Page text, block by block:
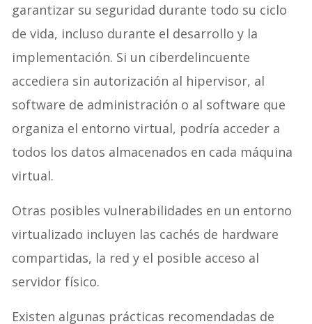
garantizar su seguridad durante todo su ciclo
de vida, incluso durante el desarrollo y la
implementación. Si un ciberdelincuente
accediera sin autorización al hipervisor, al
software de administración o al software que
organiza el entorno virtual, podría acceder a
todos los datos almacenados en cada máquina
virtual.
Otras posibles vulnerabilidades en un entorno
virtualizado incluyen las cachés de hardware
compartidas, la red y el posible acceso al
servidor físico.
Existen algunas prácticas recomendadas de